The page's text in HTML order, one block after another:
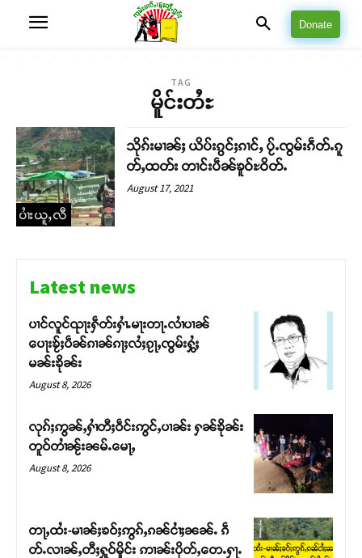
Donate
TAG
မိူင်းတႆႊ
ပၢႆးယူႇလီ
သိုၵ်းမၢၼ်ႈ ယိပ်းၵွင်ႈၵၢင်ႇ ပႂ်ႉၸွမ်းၵဵတ်ႉၵူ
တ်ႇထတ်း တၢင်းပဵၼ်ၶူဝ်ႊဝိတ်ႉ
August 17, 2021
Latest news
ပၢင်လူင်ၺႃးႁဵတ်းႁၢႆႉမႃးတႃႉလၢႆပၢၼ် ​​
ပေႃးၶႂ်ႈပဵၼ်ၵၢၼ်ၵႃႈလႆႈၵႂႃႇၸွမ်းႁွႆႈ
မၼ်းၶိုၼ်း
August 8, 2026
လုၵ်ႈဢွၼ်ႇႁၢႆတီႈဝဵင်းဢွင်ႇပၢၼ်း ႁၼ်ၶိုၼ်း
တူဝ်တၢႆၼႂ်းၼမ်ႉမေႃႇ
August 8, 2026
တႃႇထႆး-မၢၼ်ႈၶဝ်ႈဢွၵ်ႇၵၼ်ငၢႆႈၼၼ်ႉ ၵဵ
တ်ႉလၢၼ်ႇတီႈႁူဝ်မိူင်း ဢၢၼ်းပိုတ်ႇတေႉႁႃႉ